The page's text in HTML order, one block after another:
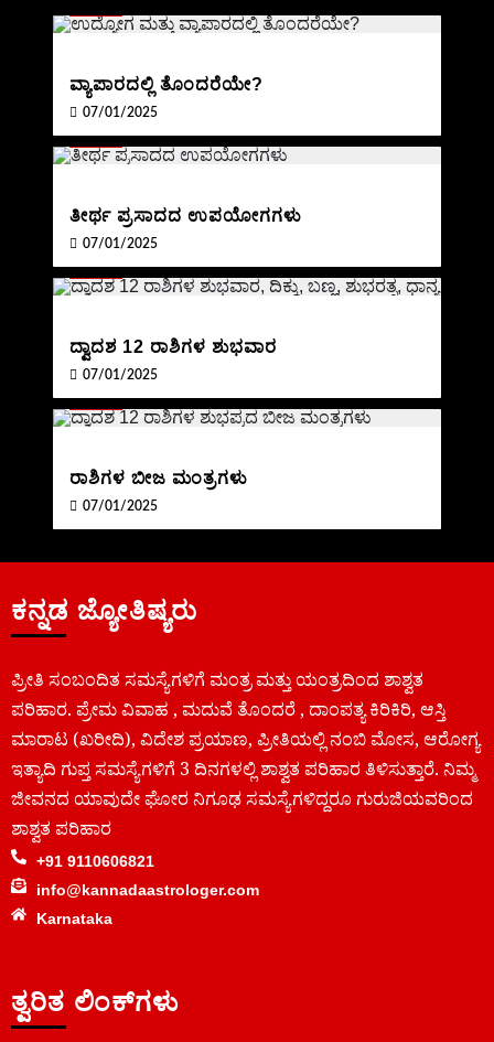
ವ್ಯಾಪಾರದಲ್ಲಿ ತೊಂದರೆಯೇ?
07/01/2025
BLOG
ತೀರ್ಥ ಪ್ರಸಾದದ ಉಪಯೋಗಗಳು
07/01/2025
BLOG
ದ್ವಾದಶ 12 ರಾಶಿಗಳ ಶುಭವಾರ
07/01/2025
BLOG
ರಾಶಿಗಳ ಬೀಜ ಮಂತ್ರಗಳು
07/01/2025
ಕನ್ನಡ ಜ್ಯೋತಿಷ್ಯರು
ಪ್ರೀತಿ ಸಂಬಂದಿತ ಸಮಸ್ಯೆಗಳಿಗೆ ಮಂತ್ರ ಮತ್ತು ಯಂತ್ರದಿಂದ ಶಾಶ್ವತ
ಪರಿಹಾರ. ಪ್ರೇಮ ವಿವಾಹ , ಮದುವೆ ತೊಂದರೆ , ದಾಂಪತ್ಯ ಕಿರಿಕಿರಿ, ಆಸ್ತಿ
ಮಾರಾಟ (ಖರೀದಿ), ವಿದೇಶ ಪ್ರಯಾಣ, ಪ್ರೀತಿಯಲ್ಲಿ ನಂಬಿ ಮೋಸ, ಆರೋಗ್ಯ
ಇತ್ಯಾದಿ ಗುಪ್ತ ಸಮಸ್ಯೆಗಳಿಗೆ 3 ದಿನಗಳಲ್ಲಿ ಶಾಶ್ವತ ಪರಿಹಾರ ತಿಳಿಸುತ್ತಾರೆ. ನಿಮ್ಮ
ಜೀವನದ ಯಾವುದೇ ಘೋರ ನಿಗೂಢ ಸಮಸ್ಯೆಗಳಿದ್ದರೂ ಗುರುಜಿಯವರಿಂದ
ಶಾಶ್ವತ ಪರಿಹಾರ
+91 9110606821
info@kannadaastrologer.com
Karnataka
ತ್ವರಿತ ಲಿಂಕ್‌ಗಳು